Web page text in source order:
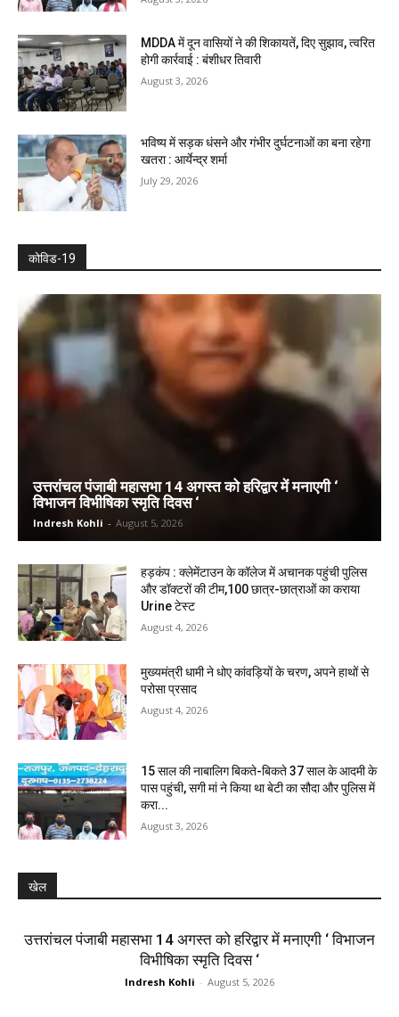
MDDA में दून वासियों ने की शिकायतें, दिए सुझाव, त्वरित
होगी कार्रवाई : बंशीधर तिवारी
August 3, 2026
भविष्य में सड़क धंसने और गंभीर दुर्घटनाओं का बना रहेगा
खतरा : आर्येन्द्र शर्मा
July 29, 2026
कोविड-19
उत्तरांचल पंजाबी महासभा 14 अगस्त को हरिद्वार में मनाएगी ‘
विभाजन विभीषिका स्मृति दिवस ‘
Indresh Kohli - August 5, 2026
हड़कंप : क्लेमेंटाउन के कॉलेज में अचानक पहुंची पुलिस
और डॉक्टरों की टीम,100 छात्र-छात्राओं का कराया
Urine टेस्ट
August 4, 2026
मुख्यमंत्री धामी ने धोए कांवड़ियों के चरण, अपने हाथों से
परोसा प्रसाद
August 4, 2026
15 साल की नाबालिग बिकते-बिकते 37 साल के आदमी के
पास पहुंची, सगी मां ने किया था बेटी का सौदा और पुलिस में
करा...
August 3, 2026
खेल
उत्तरांचल पंजाबी महासभा 14 अगस्त को हरिद्वार में मनाएगी ‘ विभाजन
विभीषिका स्मृति दिवस ‘
Indresh Kohli - August 5, 2026